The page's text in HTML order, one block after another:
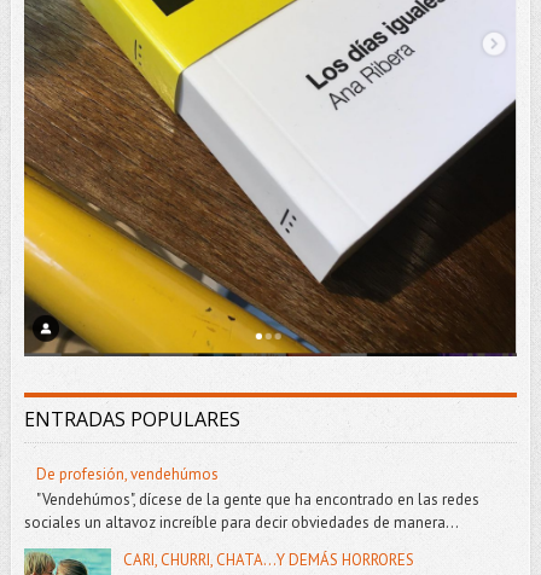
ENTRADAS POPULARES
De profesión, vendehúmos
"Vendehúmos", dícese de la gente que ha encontrado en las redes
sociales un altavoz increíble para decir obviedades de manera...
CARI, CHURRI, CHATA...Y DEMÁS HORRORES